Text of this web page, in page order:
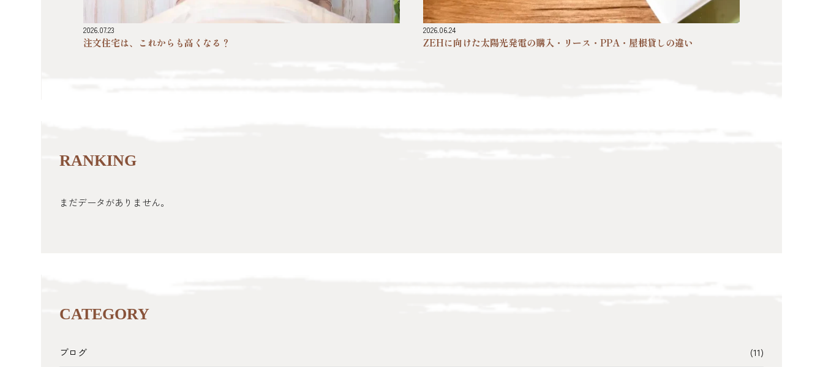
2026.07.23
注文住宅は、これからも高くなる？
2026.06.24
ZEHに向けた太陽光発電の購入・リース・PPA・屋根貸しの違い
RANKING
まだデータがありません。
CATEGORY
ブログ (11)